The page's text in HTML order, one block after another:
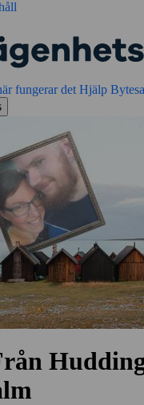
fungerar det Hjälp